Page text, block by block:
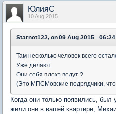
ЮлияC
10 Aug 2015
Starnet122, on 09 Aug 2015 - 06:24:
Там несколько человек всего
Уже делают.
Они себя плохо ведут ?
(Это МПСМовские подрядчики,
Когда они только появились,
жили они в вашей квартире,